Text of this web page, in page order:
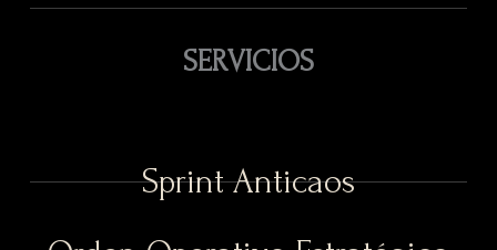
SERVICIOS
Sprint Anticaos